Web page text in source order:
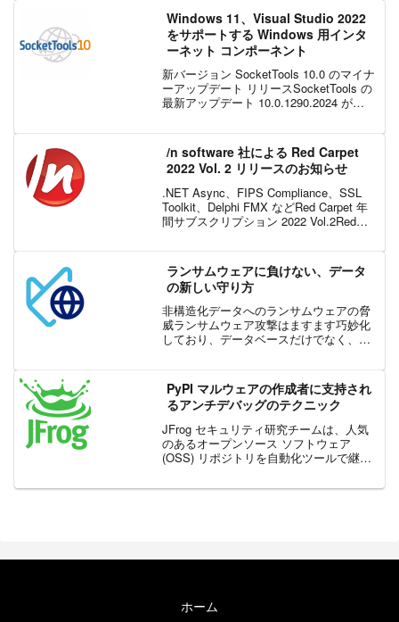
は、業務のあらゆ...
Windows 11、Visual Studio 2022
をサポートする Windows 用インタ
ーネット コンポーネント
新バージョン SocketTools 10.0 のマイナ
ーアップデート リリースSocketTools の
最新アップデート 10.0.1290.2024 が
/n software 社による Red Carpet
2022 Vol. 2 リリースのお知らせ
.NET Async、FIPS Compliance、SSL
Toolkit、Delphi FMX などRed Carpet 年
間サブスクリプション 2022 Vol.2Red
ランサムウェアに負けない、データ
の新しい守り方
非構造化データへのランサムウェアの脅
威ランサムウェア攻撃はますます巧妙化
しており、データベースだけでなく、エ
マルチメディアなどの非構造化データも
標的としています。こ...
PyPI マルウェアの作成者に支持され
るアンチデバッグのテクニック
JFrog セキュリティ研究チームは、人気
のあるオープンソース ソフトウェア
(OSS) リポジトリを自動化ツールで継続
あるパッケージをリポジトリのメンテナ
ホーム